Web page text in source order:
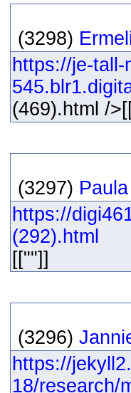
(3298)
https://je-tall-
(469).html /
(3297) Paula
https://
(292).html
[[""]]
(3296)
https://
18/research/